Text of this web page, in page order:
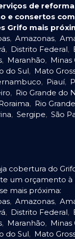
de
e consertos
Grifo mais
, Amazonas,
, Distrito Federal,
, Maranhão, Minas
do Sul, Mato
, Piauí,
, Rio Grande do
, Rio
, Sergipe, São
cobertura do
um orçamento à
mais próxima:
, Amazonas,
, Distrito Federal,
, Maranhão, Minas
do Sul, Mato